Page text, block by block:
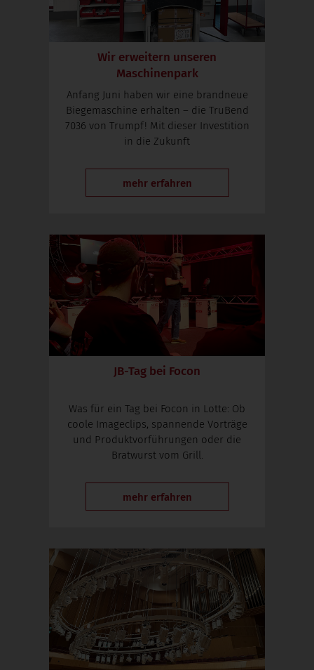
Wir erweitern unseren
Maschinenpark
Anfang Juni haben wir eine brandneue
Biegemaschine erhalten – die TruBend
7036 von Trumpf! Mit dieser Investition
in die Zukunft
mehr erfahren
JB-Tag bei Focon
Was für ein Tag bei Focon in Lotte: Ob
coole Imageclips, spannende Vorträge
und Produktvorführungen oder die
Bratwurst vom Grill.
mehr erfahren